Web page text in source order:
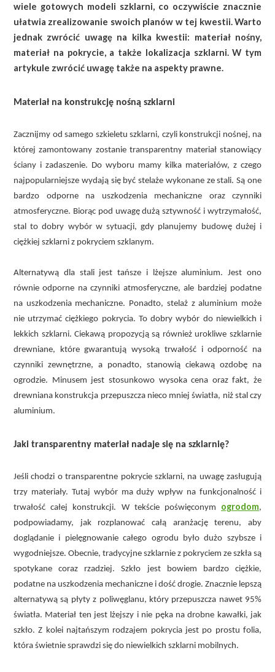
wiele gotowych modeli szklarni, co oczywiście znacznie
ułatwia zrealizowanie swoich planów w tej kwestii. Warto
jednak zwrócić uwagę na kilka kwestii: materiał nośny,
materiał na pokrycie, a także lokalizacja szklarni. W tym
artykule zwrócić uwagę także na aspekty prawne.
Materiał na konstrukcję nośną szklarni
Zacznijmy od samego szkieletu szklarni, czyli konstrukcji nośnej, na
której zamontowany zostanie transparentny materiał stanowiący
ściany i zadaszenie. Do wyboru mamy kilka materiałów, z czego
najpopularniejsze wydają się być stelaże wykonane ze stali. Są one
bardzo odporne na uszkodzenia mechaniczne oraz czynniki
atmosferyczne. Biorąc pod uwagę dużą sztywność i wytrzymałość,
stal to dobry wybór w sytuacji, gdy planujemy budowę dużej i
ciężkiej szklarni z pokryciem szklanym.
Alternatywą dla stali jest tańsze i lżejsze aluminium. Jest ono
równie odporne na czynniki atmosferyczne, ale bardziej podatne
na uszkodzenia mechaniczne. Ponadto, stelaż z aluminium może
nie utrzymać ciężkiego pokrycia. To dobry wybór do niewielkich i
lekkich szklarni. Ciekawą propozycją są również urokliwe szklarnie
drewniane, które gwarantują wysoką trwałość i odporność na
czynniki zewnętrzne, a ponadto, stanowią ciekawą ozdobę na
ogrodzie. Minusem jest stosunkowo wysoka cena oraz fakt, że
drewniana konstrukcja przepuszcza nieco mniej światła, niż stal czy
aluminium.
Jaki transparentny materiał nadaje się na szklarnię?
Jeśli chodzi o transparentne pokrycie szklarni, na uwagę zasługują
trzy materiały. Tutaj wybór ma duży wpływ na funkcjonalność i
trwałość całej konstrukcji. W tekście poświęconym ogrodom,
podpowiadamy, jak rozplanować całą aranżację terenu, aby
doglądanie i pielęgnowanie całego ogrodu było dużo szybsze i
wygodniejsze. Obecnie, tradycyjne szklarnie z pokryciem ze szkła są
spotykane coraz rzadziej. Szkło jest bowiem bardzo ciężkie,
podatne na uszkodzenia mechaniczne i dość drogie. Znacznie lepszą
alternatywą są płyty z poliwęglanu, który przepuszcza nawet 95%
światła. Materiał ten jest lżejszy i nie pęka na drobne kawałki, jak
szkło. Z kolei najtańszym rodzajem pokrycia jest po prostu folia,
która świetnie sprawdzi się do niewielkich szklarni mobilnych.